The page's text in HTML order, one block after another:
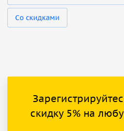
Со скидками
скидку 5% на